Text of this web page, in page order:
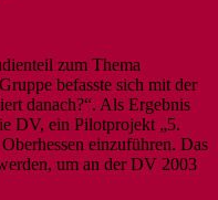
zum Thema
befasste sich mit der
danach?“. Als Ergebnis
DV, ein Pilotprojekt „5.
einzuführen. Das
um an der DV 2003